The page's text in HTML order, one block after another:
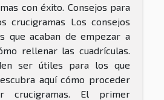
con éxito. Consejos para
crucigramas Los consejos
que acaban de empezar a
rellenar las cuadrículas.
ser útiles para los que
aquí cómo proceder
crucigramas. El primer